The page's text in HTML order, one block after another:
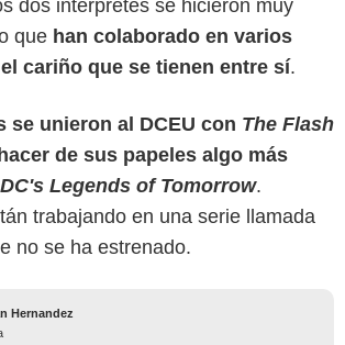
dos intérpretes se hicieron muy
que han colaborado en varios
cariño que se tienen entre sí.
se unieron al DCEU con The Flash
de sus papeles algo más
DC's Legends of Tomorrow.
trabajando en una serie llamada
no se ha estrenado.
Hernandez